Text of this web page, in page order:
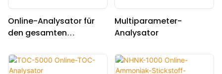
Online-Analysator für
den gesamten
TOCG-3040
Multiparameter-
Analysator